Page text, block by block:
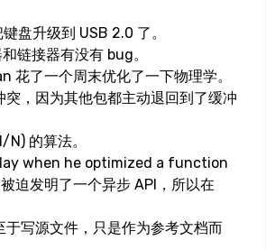
盘升级到 USB 2.0 了。
链接器有没有 bug。
花了一个周末优化了一下物理学。
，因为其他包都主动退回到了缓冲
的算法。
when he optimized a function
发明了一个异步 API，所以在
写源文件，只是作为参考文档而